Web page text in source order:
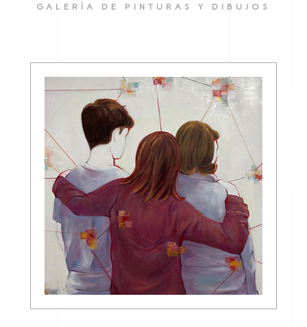
GALERÍA DE PINTURAS Y DIBUJOS